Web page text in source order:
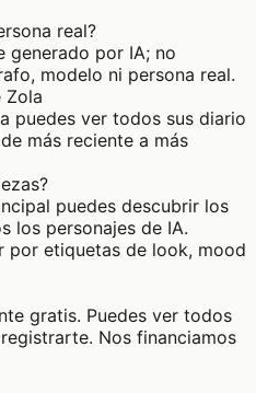
real?
generado por IA; no
modelo ni persona real.
Zola
puedes ver todos sus diario
más reciente a más
puedes descubrir los
los personajes de IA.
por etiquetas de look, mood
gratis. Puedes ver todos
Nos financiamos